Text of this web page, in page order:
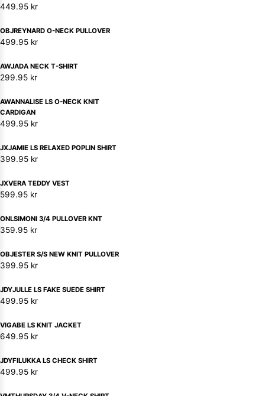
449.95 kr
OBJREYNARD O-NECK PULLOVER
499.95 kr
AWJADA NECK T-SHIRT
299.95 kr
AWANNALISE LS O-NECK KNIT
CARDIGAN
499.95 kr
JXJAMIE LS RELAXED POPLIN SHIRT
399.95 kr
JXVERA TEDDY VEST
599.95 kr
ONLSIMONI 3/4 PULLOVER KNT
359.95 kr
OBJESTER S/S NEW KNIT PULLOVER
399.95 kr
JDYJULLE LS FAKE SUEDE SHIRT
499.95 kr
VIGABE LS KNIT JACKET
649.95 kr
JDYFILUKKA LS CHECK SHIRT
499.95 kr